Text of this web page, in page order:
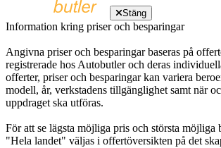
Stäng
Information kring priser och besparingar
Angivna priser och besparingar baseras på
registrerade hos Autobutler och deras
offerter, priser och besparingar kan variera
modell, år, verkstadens tillgänglighet samt när
uppdraget ska utföras.
För att se lägsta möjliga pris och största möjliga
"Hela landet" väljas i offertöversikten på det